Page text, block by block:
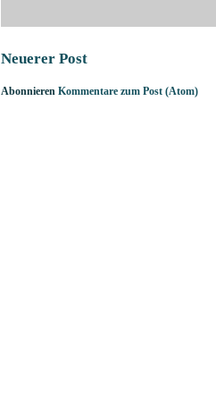
Neuerer Post
Abonnieren Kommentare zum Post (Atom)